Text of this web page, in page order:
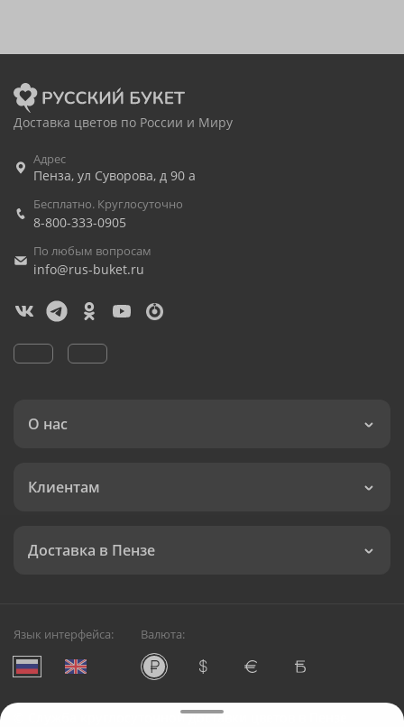
Доставка цветов по России и Миру
Адрес
Пенза, ул Суворова, д 90 а
Бесплатно. Круглосуточно
8-800-333-0905
По любым вопросам
info@rus-buket.ru
О нас
Клиентам
Доставка в Пензе
Язык интерфейса: Валюта:
Служба круглосуточной доставки цветов в Пензе